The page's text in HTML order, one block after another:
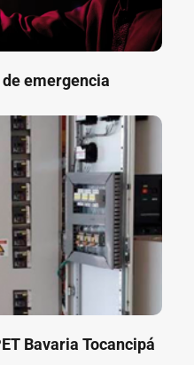
emergencia
Bavaria Tocancipá